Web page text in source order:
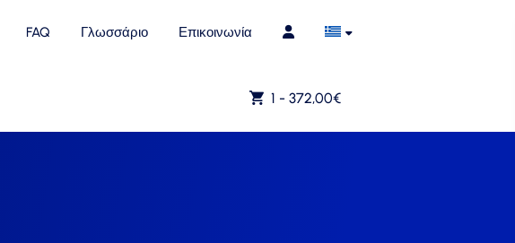
FAQ Γλωσσάριο Επικοινωνία
1 - 372,00€